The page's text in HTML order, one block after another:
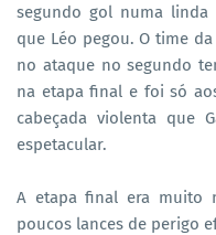
segundo gol numa
que Léo pegou. O time
no ataque no segundo
na etapa final e foi só
cabeçada violenta que
espetacular.
A etapa final era muito
poucos lances de perigo